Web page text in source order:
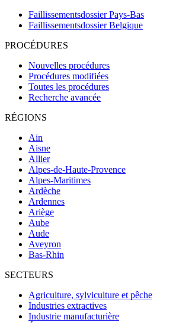
Faillissementsdossier Pays-Bas
Faillissementsdossier Belgique
PROCÉDURES
Nouvelles procédures
Procédures modifiées
Toutes les procédures
Recherche avancée
RÉGIONS
Ain
Aisne
Allier
Alpes-de-Haute-Provence
Alpes-Maritimes
Ardèche
Ardennes
Ariège
Aube
Aude
Aveyron
Bas-Rhin
SECTEURS
Agriculture, sylviculture et pêche
Industries extractives
Industrie manufacturière